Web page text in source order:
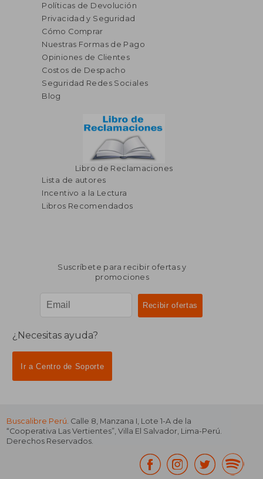
Políticas de Devolución
Privacidad y Seguridad
Cómo Comprar
Nuestras Formas de Pago
Opiniones de Clientes
Costos de Despacho
Seguridad Redes Sociales
Blog
Libro de Reclamaciones
Lista de autores
Incentivo a la Lectura
Libros Recomendados
Suscríbete para recibir ofertas y
promociones
¿Necesitas ayuda?
Ir a Centro de Soporte
Buscalibre Perú. Calle 8, Manzana I, Lote 1-A de la
“Cooperativa Las Vertientes”, Villa El Salvador, Lima-Perú.
Derechos Reservados.